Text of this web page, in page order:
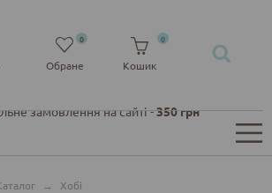
замовлення на сайті -350 грн
Обране
0
Кошик
0
→ Хобі